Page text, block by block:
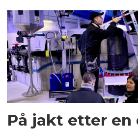
På jakt etter en